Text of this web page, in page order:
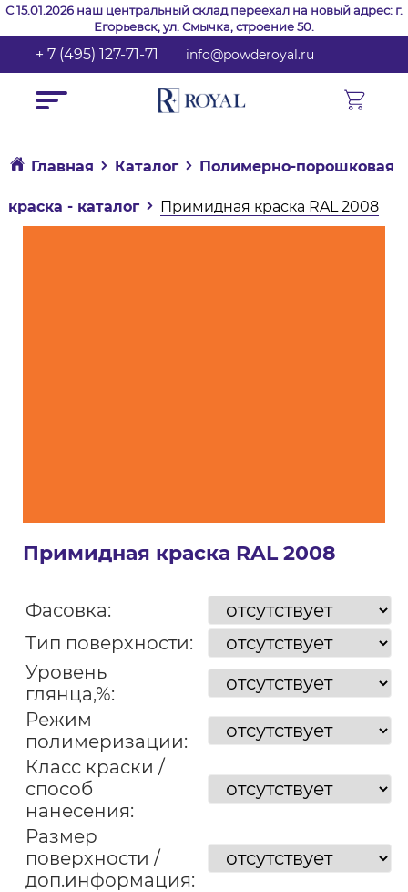
С 15.01.2026 наш центральный склад переехал на новый адрес: г.
Егорьевск, ул. Смычка, строение 50.
+ 7 (495) 127-71-71 info@powderoyal.ru
Главная Каталог Полимерно-порошковая
краска - каталог Примидная краска RAL 2008
Примидная краска RAL 2008
Фасовка:
Тип поверхности:
Уровень
глянца,%:
Режим
полимеризации:
Класс краски /
способ
нанесения:
Размер
поверхности /
доп.информация: